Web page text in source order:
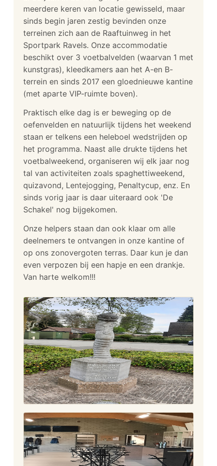
meerdere keren van locatie gewisseld, maar
sinds begin jaren zestig bevinden onze
terreinen zich aan de Raaftuinweg in het
Sportpark Ravels. Onze accommodatie
beschikt over 3 voetbalvelden (waarvan 1 met
kunstgras), kleedkamers aan het A-en B-
terrein en sinds 2017 een gloednieuwe kantine
(met aparte VIP-ruimte boven).
Praktisch elke dag is er beweging op de
oefenvelden en natuurlijk tijdens het weekend
staan er telkens een heleboel wedstrijden op
het programma. Naast alle drukte tijdens het
voetbalweekend, organiseren wij elk jaar nog
tal van activiteiten zoals spaghettiweekend,
quizavond, Lentejogging, Penaltycup, enz. En
sinds vorig jaar is daar uiteraard ook 'De
Schakel' nog bijgekomen.
Onze helpers staan dan ook klaar om alle
deelnemers te ontvangen in onze kantine of
op ons zonovergoten terras. Daar kun je dan
even verpozen bij een hapje en een drankje.
Van harte welkom!!!